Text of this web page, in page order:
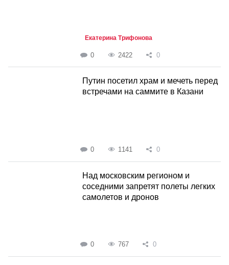
Екатерина Трифонова
0 2422 0
Путин посетил храм и мечеть перед
встречами на саммите в Казани
0 1141 0
Над московским регионом и
соседними запретят полеты легких
самолетов и дронов
0 767 0